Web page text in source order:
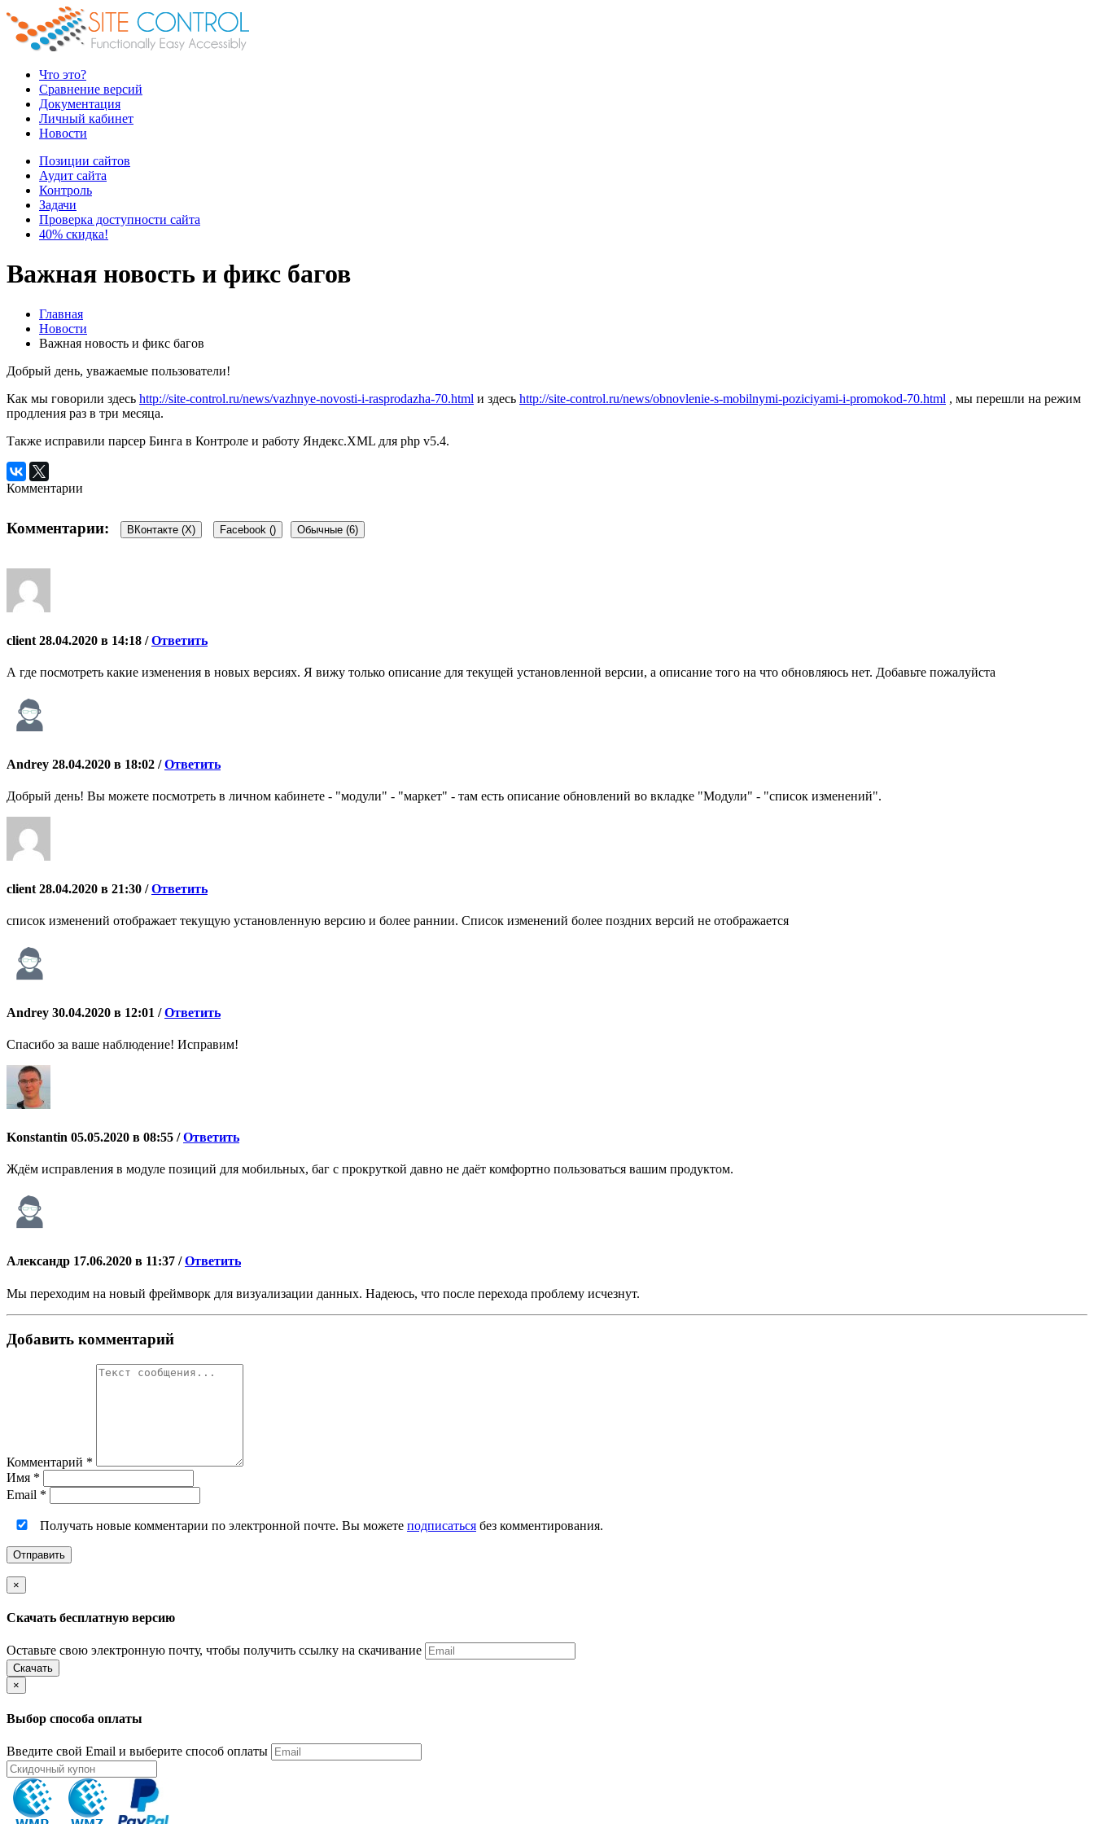
Что это?
Сравнение версий
Документация
Личный кабинет
Новости
Позиции сайтов
Аудит сайта
Контроль
Задачи
Проверка доступности сайта
40% скидка!
Важная новость и фикс багов
Главная
Новости
Важная новость и фикс багов
Добрый день, уважаемые пользователи!
Как мы говорили здесь http://site-control.ru/news/vazhnye-novosti-i-rasprodazha-70.html и здесь http://site-control.ru/news/obnovlenie-s-mobilnymi-poziciyami-i-promokod-70.html , мы перешли на режим
продления раз в три месяца.
Также исправили парсер Бинга в Контроле и работу Яндекс.XML для php v5.4.
Комментарии
Комментарии: ВКонтакте (X) Facebook () Обычные (6)
client 28.04.2020 в 14:18 /Ответить
А где посмотреть какие изменения в новых версиях. Я вижу только описание для текущей установленной версии, а описание того на что обновляюсь нет. Добавьте пожалуйста
Andrey 28.04.2020 в 18:02 /Ответить
Добрый день! Вы можете посмотреть в личном кабинете - "модули" - "маркет" - там есть описание обновлений во вкладке "Модули" - "список изменений".
client 28.04.2020 в 21:30 /Ответить
список изменений отображает текущую установленную версию и более раннии. Список изменений более поздних версий не отображается
Andrey 30.04.2020 в 12:01 /Ответить
Спасибо за ваше наблюдение! Исправим!
Konstantin 05.05.2020 в 08:55 /Ответить
Ждём исправления в модуле позиций для мобильных, баг с прокруткой давно не даёт комфортно пользоваться вашим продуктом.
Александр 17.06.2020 в 11:37 /Ответить
Мы переходим на новый фреймворк для визуализации данных. Надеюсь, что после перехода проблему исчезнут.
Добавить комментарий
Комментарий *
Имя *
Email *
Получать новые комментарии по электронной почте. Вы можете подписаться без комментирования.
×
Скачать бесплатную версию
Оставьте свою электронную почту, чтобы получить ссылку на скачивание
Скачать
×
Выбор способа оплаты
Введите свой Email и выберите способ оплаты